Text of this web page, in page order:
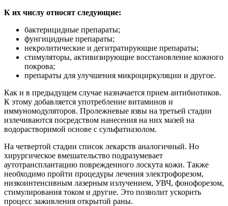
К их числу относят следующие:
бактерицидные препараты;
фунгицидные препараты;
некролитические и дегитратирующие препараты;
стимуляторы, активизирующие восстановление кожного
покрова;
препараты для улучшения микроциркуляции и другое.
Как и в предыдущем случае назначается прием антибиотиков.
К этому добавляется употребление витаминов и
иммуномодуляторов. Пролежневые язвы на третьей стадии
излечиваются посредством нанесения на них мазей на
водорастворимой основе с сульфатиазолом.
На четвертой стадии список лекарств аналогичный. Но
хирургическое вмешательство подразумевает
аутотрансплантацию поврежденного лоскута кожи. Также
необходимо пройти процедуры лечения электрофорезом,
низкоинтенсивным лазерным излучением, УВЧ, фонофорезом,
стимулирования током и другие. Это позволит ускорить
процесс заживления открытой раны.